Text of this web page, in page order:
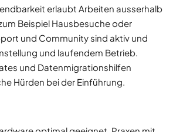
erlaubt Arbeiten ausserhalb
Beispiel Hausbesuche oder
und Community sind aktiv und
und laufendem Betrieb.
und Datenmigrationshilfen
Hürden bei der Einführung.